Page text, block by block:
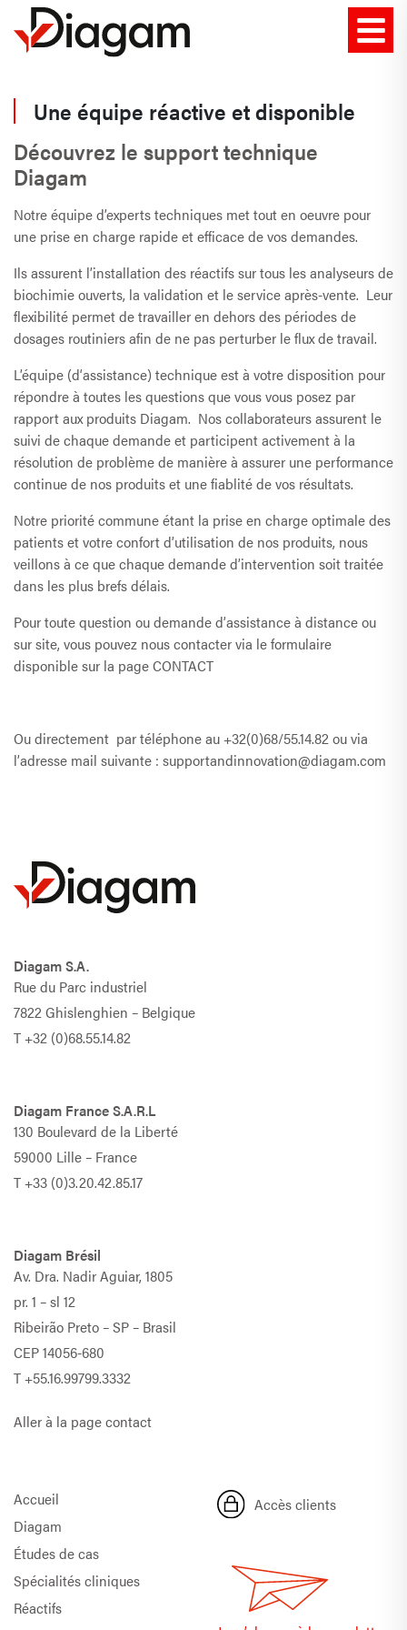
Une équipe réactive et disponible
Découvrez le support technique
Diagam
Notre équipe d’experts techniques met tout en oeuvre pour
une prise en charge rapide et efficace de vos demandes.
Ils assurent l’installation des réactifs sur tous les analyseurs de
biochimie ouverts, la validation et le service après-vente. Leur
flexibilité permet de travailler en dehors des périodes de
dosages routiniers afin de ne pas perturber le flux de travail.
L’équipe (d‘assistance) technique est à votre disposition pour
répondre à toutes les questions que vous vous posez par
rapport aux produits Diagam. Nos collaborateurs assurent le
suivi de chaque demande et participent activement à la
résolution de problème de manière à assurer une performance
continue de nos produits et une fiablité de vos résultats.
Notre priorité commune étant la prise en charge optimale des
patients et votre confort d’utilisation de nos produits, nous
veillons à ce que chaque demande d’intervention soit traitée
dans les plus brefs délais.
Pour toute question ou demande d’assistance à distance ou
sur site, vous pouvez nous contacter via le formulaire
disponible sur la pageCONTACT
Ou directement par téléphone au+32(0)68/55.14.82ou via
l’adresse mail suivante : supportandinnovation@diagam.com
Diagam S.A.
Rue du Parc industriel
7822 Ghislenghien – Belgique
T+32 (0)68.55.14.82
Diagam France S.A.R.L
130 Boulevard de la Liberté
59000 Lille – France
T+33 (0)3.20.42.85.17
Diagam Brésil
Av. Dra. Nadir Aguiar, 1805
pr. 1 – sl 12
Ribeirão Preto – SP – Brasil
CEP 14056-680
T+55.16.99799.3332
Aller à la page contact
Accueil
Diagam
Études de cas
Spécialités cliniques
Réactifs
Accès clients